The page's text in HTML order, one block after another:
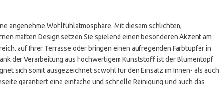
angenehme Wohlfühlatmosphäre. Mit diesem schlichten,
matten Design setzen Sie spielend einen besonderen Akzent am
auf Ihrer Terrasse oder bringen einen aufregenden Farbtupfer in
der Verarbeitung aus hochwertigem Kunststoff ist der Blumentopf
sich somit ausgezeichnet sowohl für den Einsatz im Innen- als auch
garantiert eine einfache und schnelle Reinigung und auch das